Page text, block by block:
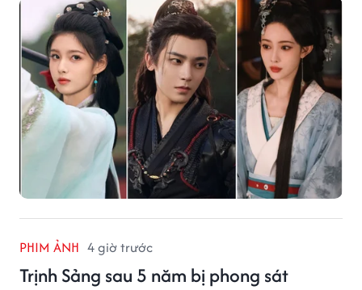
PHIM ẢNH 4 giờ trước
Trịnh Sảng sau 5 năm bị phong sát